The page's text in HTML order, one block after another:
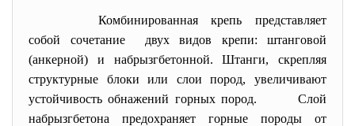
Комбинированная крепь представляет
собой сочетание двух видов крепи: штанговой
(анкерной) и набрызгбетонной. Штанги, скрепляя
структурные блоки или слои пород, увеличивают
устойчивость обнажений горных пород. Слой
набрызгбетона предохраняет горные породы от